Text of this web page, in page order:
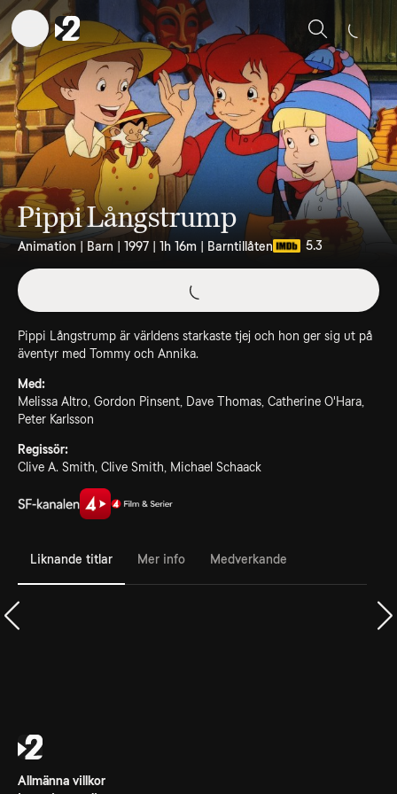
Sök
Pippi Långstrump
Animation | Barn | 1997 | 1h 16m | Barntillåten 5.3
Pippi Långstrump är världens starkaste tjej och hon ger sig ut på
äventyr med Tommy och Annika.
Med:
Melissa Altro, Gordon Pinsent, Dave Thomas, Catherine O'Hara,
Peter Karlsson
Regissör:
Clive A. Smith, Clive Smith, Michael Schaack
Liknande titlar Mer info Medverkande
Allmänna villkor